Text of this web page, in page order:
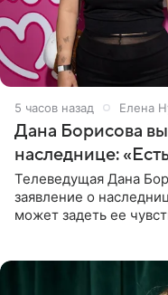
5 часов назад Елена
Дана Борисова
наследнице:
Телеведущая Дана
заявление о
может задеть ее